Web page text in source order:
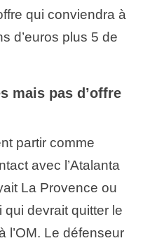
qui conviendra à
d’euros plus 5 de
mais pas d’offre
partir comme
avec l’Atalanta
La Provence ou
devrait quitter le
l’OM. Le défenseur